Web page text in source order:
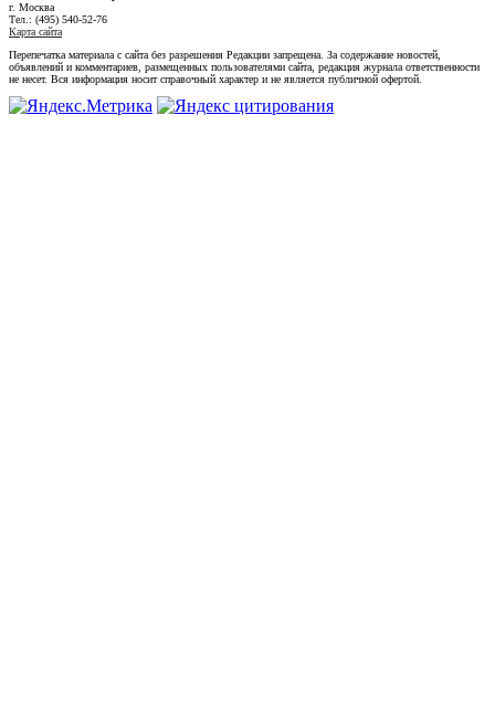
г. Москва
Тел.: (495) 540-52-76
Карта сайта
Перепечатка материала с сайта без разрешения Редакции запрещена. За содержание новостей,
объявлений и комментариев, размещенных пользователями сайта, редакция журнала ответственности
не несет. Вся информация носит справочный характер и не является публичной офертой.